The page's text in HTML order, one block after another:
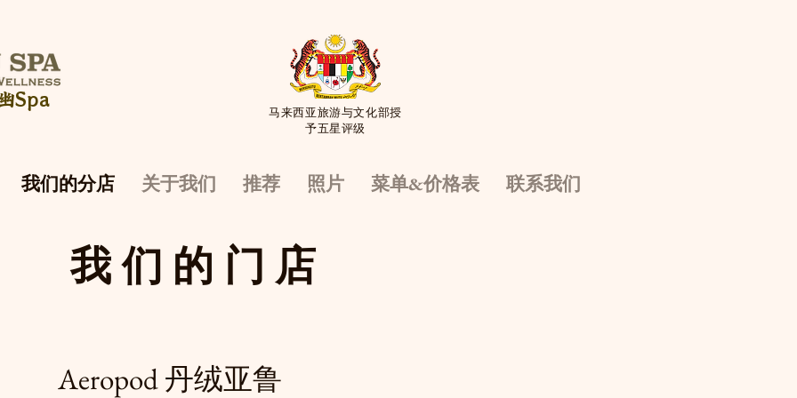
Spa
马来西亚旅游与文化部授
予五星评级
我们的分店 关于我们 推荐 照片 菜单&价格表 联系我们
我们的门店
Aeropod 丹绒亚鲁